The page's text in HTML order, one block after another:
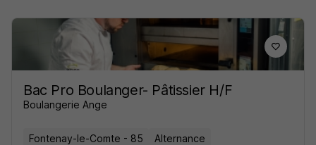
Bac Pro Boulanger- Pâtissier H/F
Boulangerie Ange
Fontenay-le-Comte - 85
Alternance